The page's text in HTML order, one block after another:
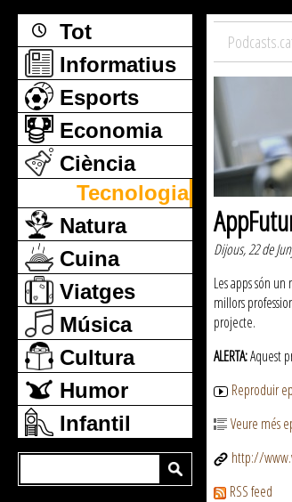
Tot
Informatius
Esports
Economia
Ciència
Tecnologia
Natura
Cuina
Viatges
Música
Cultura
Humor
Infantil
Dijous, 22 de
Les apps són
millors
projecte.
ALERTA:Aquest
Reproduir
Veure més
http://
RSS feed